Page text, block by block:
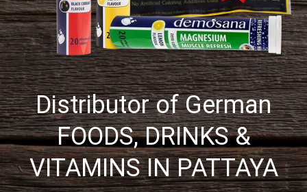
Distributor of German
FOODS, DRINKS &
VITAMINS IN PATTAYA